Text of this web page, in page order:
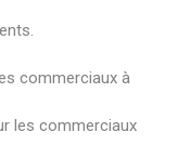
commerciaux à
les commerciaux